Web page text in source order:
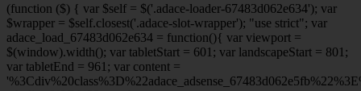
(function ($) { var $self = $('.adace-loader-67483d062e634'); var
$wrapper = $self.closest('.adace-slot-wrapper'); "use strict"; var
adace_load_67483d062e634 = function(){ var viewport =
$(window).width(); var tabletStart = 601; var landscapeStart = 801;
var tabletEnd = 961; var content =